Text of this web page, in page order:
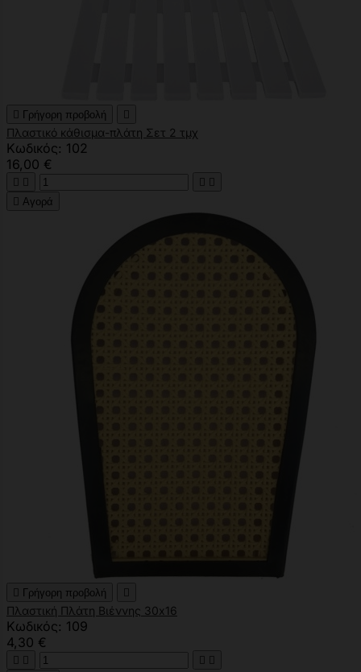
 Γρήγορη προβολή 
Πλαστικό κάθισμα-πλάτη Σετ 2 τμχ
Κωδικός: 102
16,00 €
   
 Αγορά
 Γρήγορη προβολή 
Πλαστική Πλάτη Βιέννης 30x16
Κωδικός: 109
4,30 €
   